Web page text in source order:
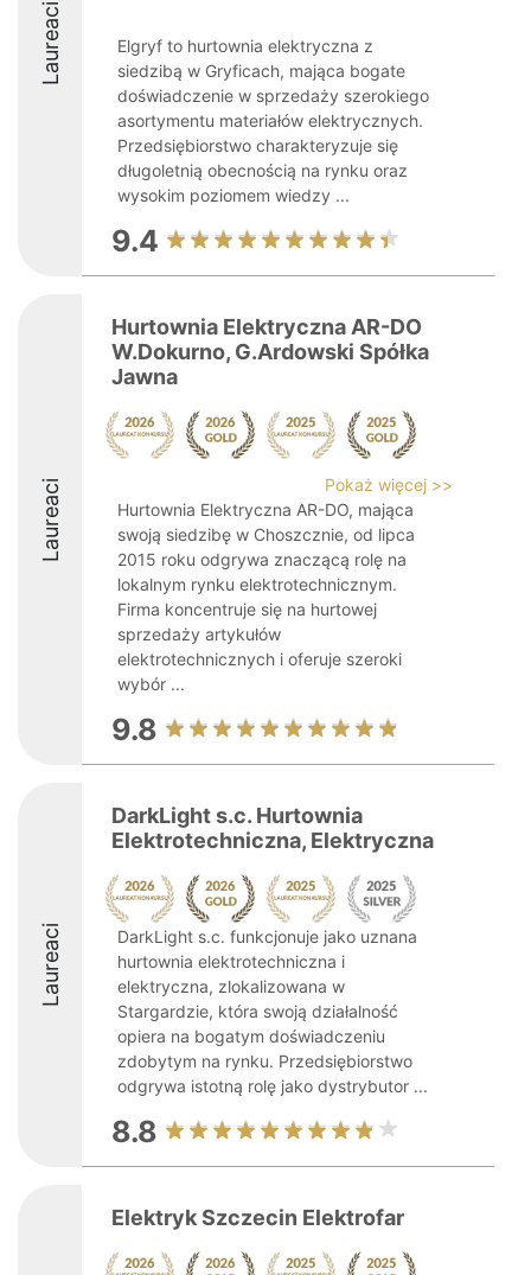
Laureaci
Elgryf to hurtownia elektryczna z
siedzibą w Gryficach, mająca bogate
doświadczenie w sprzedaży szerokiego
asortymentu materiałów elektrycznych.
Przedsiębiorstwo charakteryzuje się
długoletnią obecnością na rynku oraz
wysokim poziomem wiedzy ...
9.4
Laureaci
Hurtownia Elektryczna AR-DO
W.Dokurno, G.Ardowski Spółka
Jawna
Pokaż więcej >>
Hurtownia Elektryczna AR-DO, mająca
swoją siedzibę w Choszcznie, od lipca
2015 roku odgrywa znaczącą rolę na
lokalnym rynku elektrotechnicznym.
Firma koncentruje się na hurtowej
sprzedaży artykułów
elektrotechnicznych i oferuje szeroki
wybór ...
9.8
Laureaci
DarkLight s.c. Hurtownia
Elektrotechniczna, Elektryczna
DarkLight s.c. funkcjonuje jako uznana
hurtownia elektrotechniczna i
elektryczna, zlokalizowana w
Stargardzie, która swoją działalność
opiera na bogatym doświadczeniu
zdobytym na rynku. Przedsiębiorstwo
odgrywa istotną rolę jako dystrybutor ...
8.8
Elektryk Szczecin Elektrofar